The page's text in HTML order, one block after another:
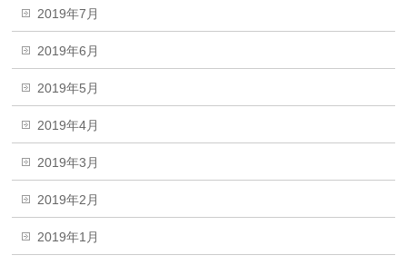
2019年7月
2019年6月
2019年5月
2019年4月
2019年3月
2019年2月
2019年1月